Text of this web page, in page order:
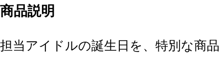
商品説明
担当アイドルの誕生日を、特別な商